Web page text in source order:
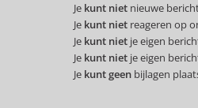
Je kunt niet nieuwe
Je kunt niet reageren op
Je kunt niet je eigen
Je kunt niet je eigen
Je kunt geen bijlagen